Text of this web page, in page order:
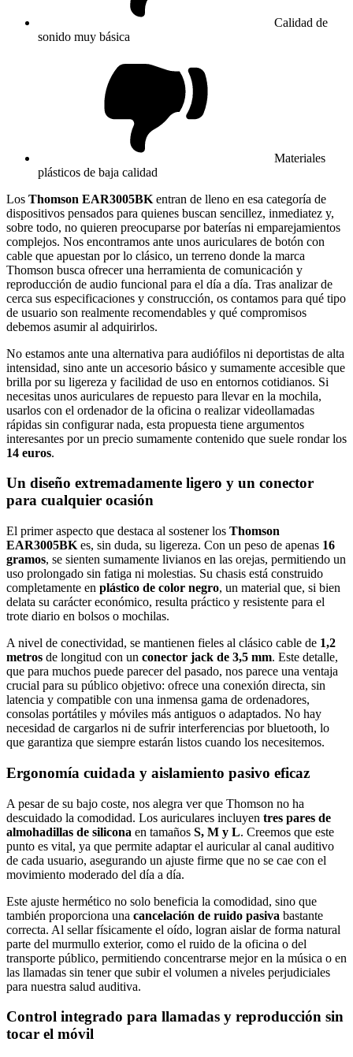
Calidad de
sonido muy básica
Materiales
plásticos de baja calidad
Los Thomson EAR3005BK entran de lleno en esa categoría de
dispositivos pensados para quienes buscan sencillez, inmediatez y,
sobre todo, no quieren preocuparse por baterías ni emparejamientos
complejos. Nos encontramos ante unos auriculares de botón con
cable que apuestan por lo clásico, un terreno donde la marca
Thomson busca ofrecer una herramienta de comunicación y
reproducción de audio funcional para el día a día. Tras analizar de
cerca sus especificaciones y construcción, os contamos para qué tipo
de usuario son realmente recomendables y qué compromisos
debemos asumir al adquirirlos.
No estamos ante una alternativa para audiófilos ni deportistas de alta
intensidad, sino ante un accesorio básico y sumamente accesible que
brilla por su ligereza y facilidad de uso en entornos cotidianos. Si
necesitas unos auriculares de repuesto para llevar en la mochila,
usarlos con el ordenador de la oficina o realizar videollamadas
rápidas sin configurar nada, esta propuesta tiene argumentos
interesantes por un precio sumamente contenido que suele rondar los
14 euros.
Un diseño extremadamente ligero y un conector
para cualquier ocasión
El primer aspecto que destaca al sostener los Thomson
EAR3005BK es, sin duda, su ligereza. Con un peso de apenas 16
gramos, se sienten sumamente livianos en las orejas, permitiendo un
uso prolongado sin fatiga ni molestias. Su chasis está construido
completamente en plástico de color negro, un material que, si bien
delata su carácter económico, resulta práctico y resistente para el
trote diario en bolsos o mochilas.
A nivel de conectividad, se mantienen fieles al clásico cable de 1,2
metros de longitud con un conector jack de 3,5 mm. Este detalle,
que para muchos puede parecer del pasado, nos parece una ventaja
crucial para su público objetivo: ofrece una conexión directa, sin
latencia y compatible con una inmensa gama de ordenadores,
consolas portátiles y móviles más antiguos o adaptados. No hay
necesidad de cargarlos ni de sufrir interferencias por bluetooth, lo
que garantiza que siempre estarán listos cuando los necesitemos.
Ergonomía cuidada y aislamiento pasivo eficaz
A pesar de su bajo coste, nos alegra ver que Thomson no ha
descuidado la comodidad. Los auriculares incluyen tres pares de
almohadillas de silicona en tamaños S, M y L. Creemos que este
punto es vital, ya que permite adaptar el auricular al canal auditivo
de cada usuario, asegurando un ajuste firme que no se cae con el
movimiento moderado del día a día.
Este ajuste hermético no solo beneficia la comodidad, sino que
también proporciona una cancelación de ruido pasiva bastante
correcta. Al sellar físicamente el oído, logran aislar de forma natural
parte del murmullo exterior, como el ruido de la oficina o del
transporte público, permitiendo concentrarse mejor en la música o en
las llamadas sin tener que subir el volumen a niveles perjudiciales
para nuestra salud auditiva.
Control integrado para llamadas y reproducción sin
tocar el móvil